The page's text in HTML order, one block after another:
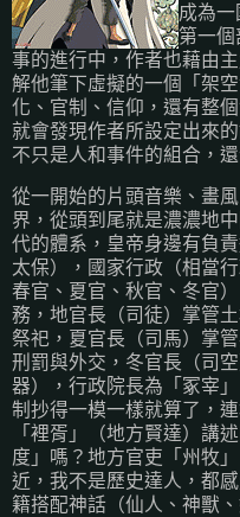
成為
第一
事的進行中，作者也藉由
解他筆下虛擬的一個「架
化、官制、信仰，還有整
就會發現作者所設定出來
不只是人和事件的組合，
從一開始的片頭音樂、畫
界，從頭到尾就是濃濃地
代的體系，皇帝身邊有負
太保），國家行政（相當
春官、夏官、秋官、冬官
務，地官長（司徒）掌管
祭祀，夏官長（司馬）掌
刑罰與外交，冬官長（司
器），行政院長為「冢宰
制抄得一模一樣就算了，
「裡胥」（地方賢達）講
度」嗎？地方官吏「州牧
近，我不是歷史達人，都
籍搭配神話（仙人、神獸